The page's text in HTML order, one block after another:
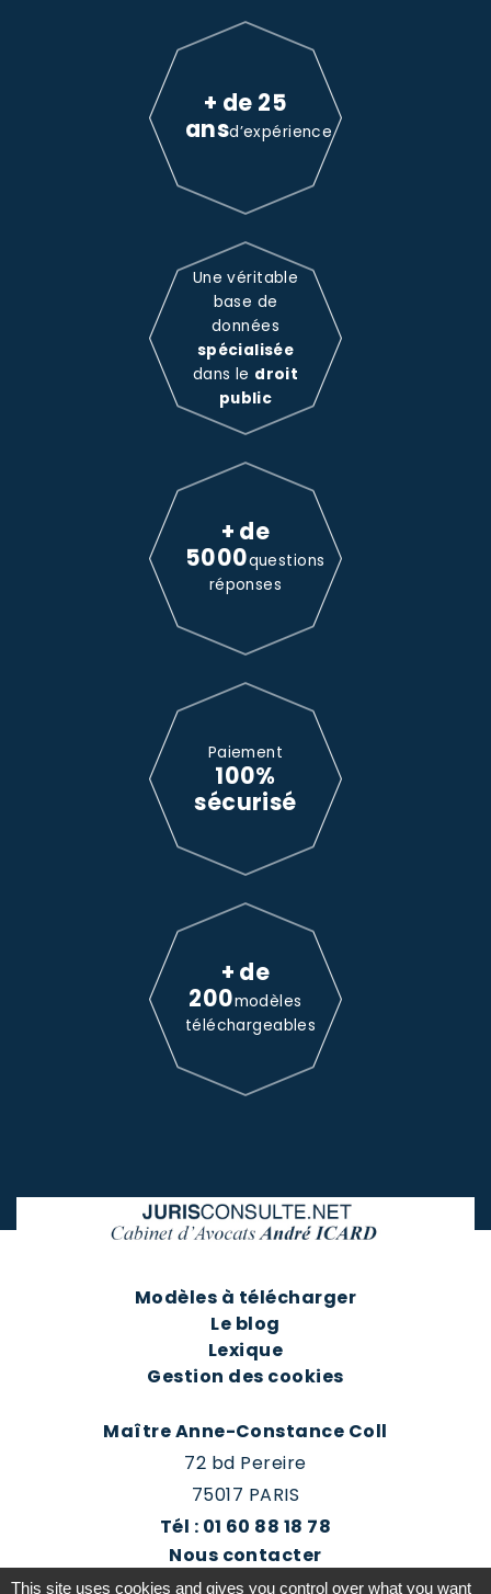
+ de 25
ansd’expérience
Une véritable
base de
données
spécialisée
dans le droit
public
+ de
5000questions
réponses
Paiement
100%
sécurisé
+ de
200modèles
téléchargeables
Modèles à télécharger
Le blog
Lexique
Gestion des cookies
Maître Anne-Constance Coll
72 bd Pereire
75017 PARIS
Tél : 01 60 88 18 78
Nous contacter
Prendre rendez-vous
This site uses cookies and gives you control over what you want